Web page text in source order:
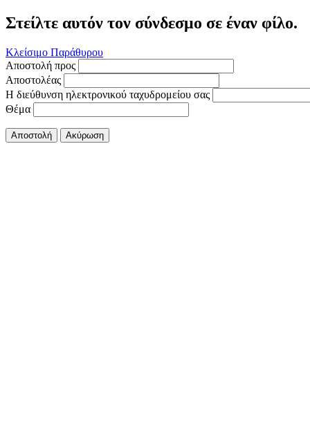
Στείλτε αυτόν τον σύνδεσμο σε έναν φίλο.
Κλείσιμο Παράθυρου
Αποστολή προς
Αποστολέας
Η διεύθυνση ηλεκτρονικού ταχυδρομείου σας
Θέμα
Αποστολή Ακύρωση